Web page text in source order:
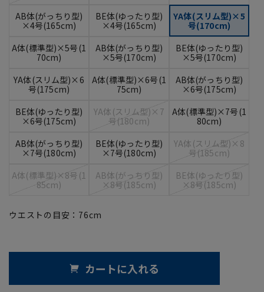
AB体(がっちり型)
×4号(165cm)
BE体(ゆったり型)
×4号(165cm)
YA体(スリム型)×5
号(170cm)
A体(標準型)×5号(1
70cm)
AB体(がっちり型)
×5号(170cm)
BE体(ゆったり型)
×5号(170cm)
YA体(スリム型)×6
号(175cm)
A体(標準型)×6号(1
75cm)
AB体(がっちり型)
×6号(175cm)
BE体(ゆったり型)
×6号(175cm)
YA体(スリム型)×7
号(180cm)
A体(標準型)×7号(1
80cm)
AB体(がっちり型)
×7号(180cm)
BE体(ゆったり型)
×7号(180cm)
YA体(スリム型)×8
号(185cm)
A体(標準型)×8号(1
85cm)
AB体(がっちり型)
×8号(185cm)
BE体(ゆったり型)
×8号(185cm)
ウエストの目安： 76cm
カートに入れる